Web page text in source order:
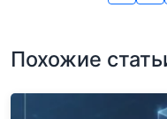
Похожие